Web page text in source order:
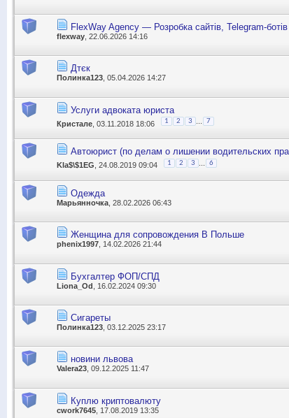
FlexWay Agency — Розробка сайтів, Telegram-ботів
flexway , 22.06.2026 14:16
Дтєк
Полинка123 , 05.04.2026 14:27
Услуги адвоката юриста
Кристале , 03.11.2018 18:06 1 2 3 7
Автоюрист (по делам о лишении водительских
Kla$\$1EG , 24.08.2019 09:04 1 2 3 6
Одежда
Марьянночка , 28.02.2026 06:43
Женщина для сопровождения В Польше
phenix1997 , 14.02.2026 21:44
Бухгалтер ФОП/СПД
Liona_Od , 16.02.2024 09:30
Сигареты
Полинка123 , 03.12.2025 23:17
новини львова
Valera23, 09.12.2025 11:47
Куплю криптовалюту
cwork7645 , 17.08.2019 13:35